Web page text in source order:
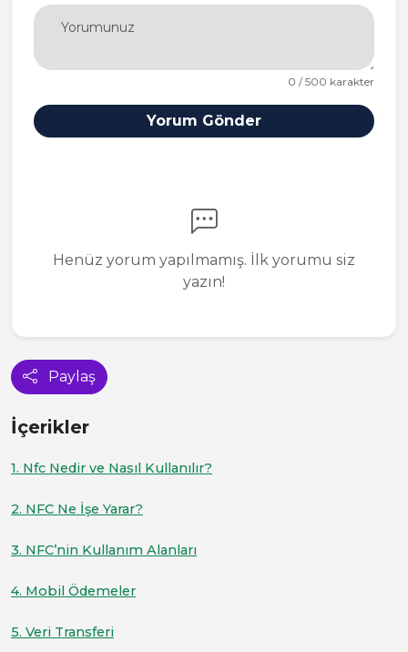
Paylaş
0 / 500 karakter
Yorum Gönder
Henüz yorum yapılmamış. İlk yorumu siz
yazın!
İçerikler
1. Nfc Nedir ve Nasıl Kullanılır?
2. NFC Ne İşe Yarar?
3. NFC’nin Kullanım Alanları
4. Mobil Ödemeler
5. Veri Transferi